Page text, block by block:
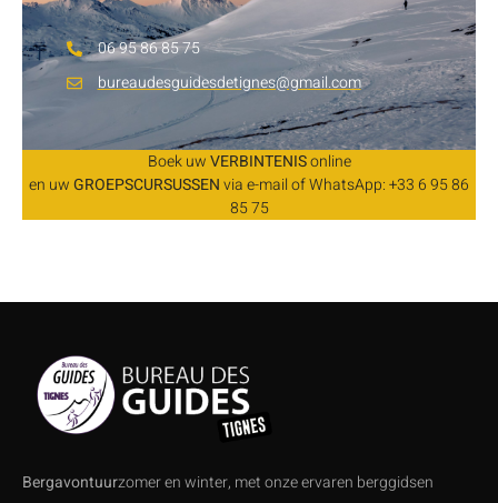
06 95 86 85 75
bureaudesguidesdetignes@gmail.com
Boek uwVERBINTENISonline
en uwGROEPSCURSUSSENvia e-mail of WhatsApp: +33 6 95 86
85 75
Bergavontuurzomer en winter, met onze ervaren berggidsen